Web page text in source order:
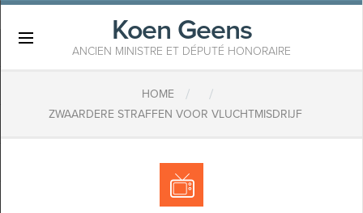
Koen Geens
ANCIEN MINISTRE ET DÉPUTÉ HONORAIRE
HOME / /
ZWAARDERE STRAFFEN VOOR VLUCHTMISDRIJF